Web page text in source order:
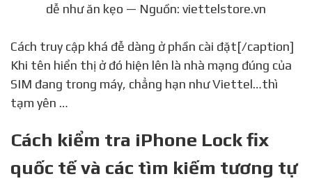
dễ như ăn kẹo — Nguồn: viettelstore.vn
Cách truy cập khá đễ dàng ở phần cài đặt[/caption]
Khi tên hiển thị ở đó hiện lên là nhà mạng đúng của
SIM đang trong máy, chẳng hạn như Viettel…thì
tạm yên …
Cách kiểm tra iPhone Lock fix
quốc tế và các tìm kiếm tương tự